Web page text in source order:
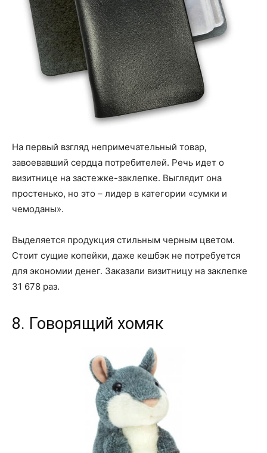
На первый взгляд непримечательный товар,
завоевавший сердца потребителей. Речь идет о
визитнице на застежке-заклепке. Выглядит она
простенько, но это – лидер в категории «сумки и
чемоданы».
Выделяется продукция стильным черным цветом.
Стоит сущие копейки, даже кешбэк не потребуется
для экономии денег. Заказали визитницу на заклепке
31 678 раз.
8. Говорящий хомяк